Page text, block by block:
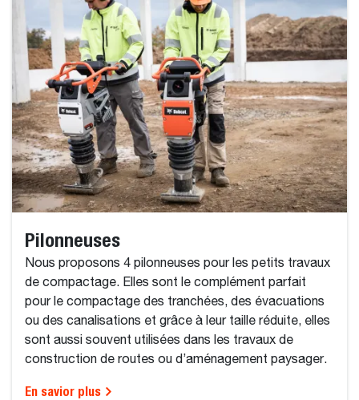
Pilonneuses
Nous proposons 4 pilonneuses pour les petits travaux
de compactage. Elles sont le complément parfait
pour le compactage des tranchées, des évacuations
ou des canalisations et grâce à leur taille réduite, elles
sont aussi souvent utilisées dans les travaux de
construction de routes ou d’aménagement paysager.
En savior plus